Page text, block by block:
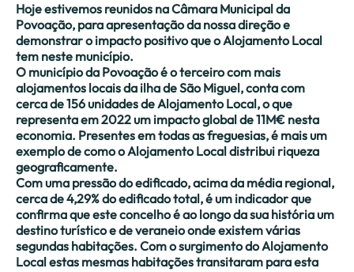
Hoje estivemos reunidos na Câmara Municipal da
Povoação, para apresentação da nossa direção e
demonstrar o impacto positivo que o Alojamento Local
tem neste município.
O município da Povoação é o terceiro com mais
alojamentos locais da ilha de São Miguel, conta com
cerca de 156 unidades de Alojamento Local, o que
representa em 2022 um impacto global de 11M€ nesta
economia. Presentes em todas as freguesias, é mais um
exemplo de como o Alojamento Local distribui riqueza
geograficamente.
Com uma pressão do edificado, acima da média regional,
cerca de 4,29% do edificado total, é um indicador que
confirma que este concelho é ao longo da sua história um
destino turístico e de veraneio onde existem várias
segundas habitações. Com o surgimento do Alojamento
Local estas mesmas habitações transitaram para esta